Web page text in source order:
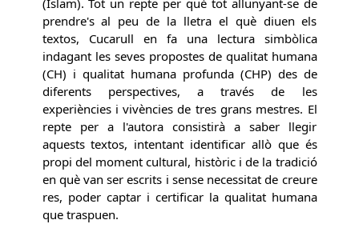
(Islam). Tot un repte per què tot allunyant-se de
prendre's al peu de la lletra el què diuen els
textos, Cucarull en fa una lectura simbòlica
indagant les seves propostes de qualitat humana
(CH) i qualitat humana profunda (CHP) des de
diferents perspectives, a través de les
experiències i vivències de tres grans mestres. El
repte per a l'autora consistirà a saber llegir
aquests textos, intentant identificar allò que és
propi del moment cultural, històric i de la tradició
en què van ser escrits i sense necessitat de creure
res, poder captar i certificar la qualitat humana
que traspuen.